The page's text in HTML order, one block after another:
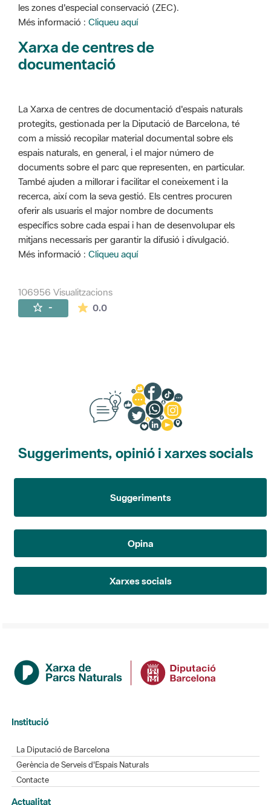
les zones d'especial conservació (ZEC).
Més informació : Cliqueu aquí
Xarxa de centres de
documentació
La Xarxa de centres de documentació d'espais naturals
protegits, gestionada per la Diputació de Barcelona, té
com a missió recopilar material documental sobre els
espais naturals, en general, i el major número de
documents sobre el parc que representen, en particular.
També ajuden a millorar i facilitar el coneixement i la
recerca, així com la seva gestió. Els centres procuren
oferir als usuaris el major nombre de documents
específics sobre cada espai i han de desenvolupar els
mitjans necessaris per garantir la difusió i divulgació.
Més informació : Cliqueu aquí
106956 Visualitzacions
- 0.0La mitjana de les valoracions és de 0
Suggeriments, opinió i xarxes socials
Suggeriments
Opina
Xarxes socials
Institució
La Diputació de Barcelona
Gerència de Serveis d'Espais Naturals
Contacte
Actualitat